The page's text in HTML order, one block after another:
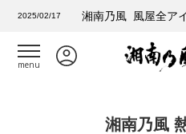
2025/02/17
menu
湘南乃風